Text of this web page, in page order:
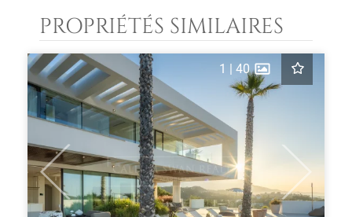
PROPRIÉTÉS SIMILAIRES
Previous Next
1 | 40